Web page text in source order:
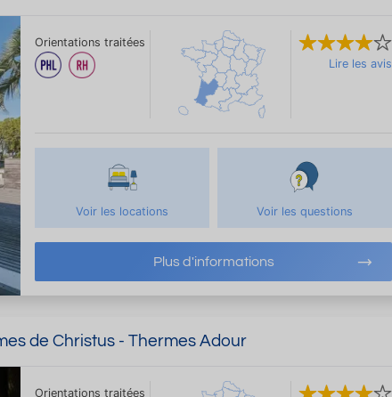
Orientations traitées
Lire les avis
Voir les locations Voir les questions
Plus d'informations
de Christus - Thermes Adour
Orientations traitées